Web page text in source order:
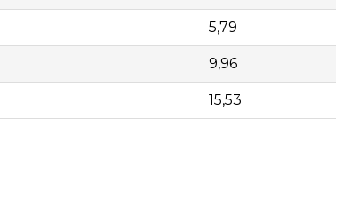
5,79
9,96
15,53
| | 101013 | Envase 100 bridas B-280x3,5